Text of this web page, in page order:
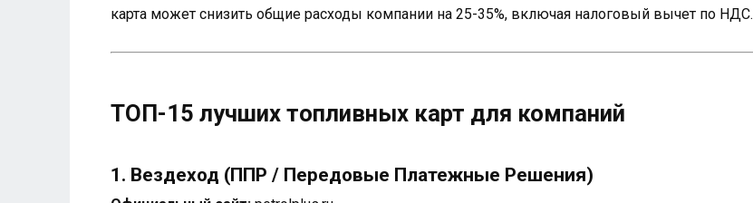
карта может снизить общие расходы компании на 25-35%, включая налоговый вычет по НДС.
ТОП-15 лучших топливных карт для компаний
1. Вездеход (ППР / Передовые Платежные Решения)